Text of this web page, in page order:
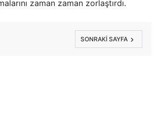
zaman zaman zorlaştırdı.
SONRAKI SAYFA